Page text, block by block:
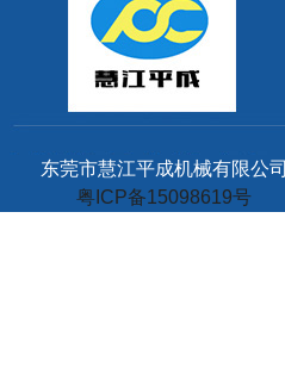
东莞市慧江平成机械有限公司
粤ICP备15098619号